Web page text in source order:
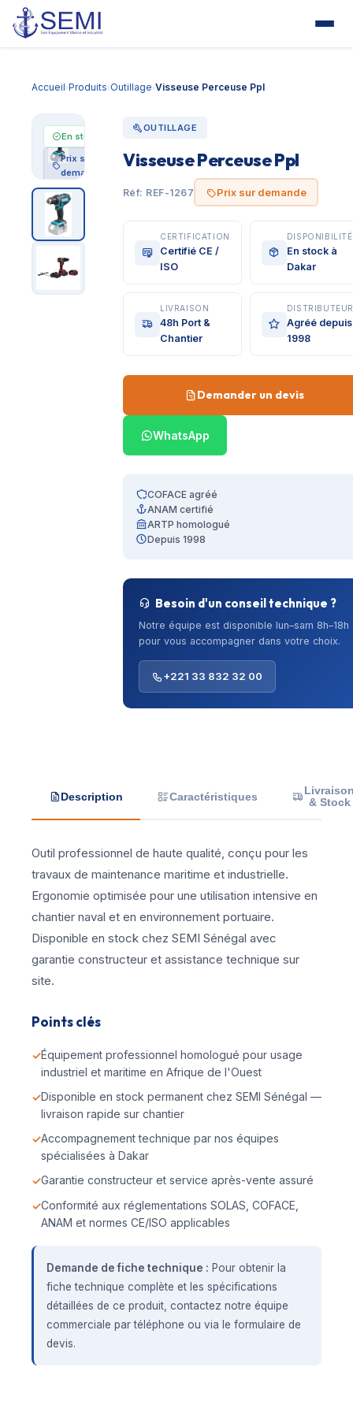
Accueil›Produits›Outillage›Visseuse Perceuse Ppl
En stock
Prix sur
demande
OUTILLAGE
Visseuse Perceuse Ppl
Réf: REF-1267 Prix sur demande
CERTIFICATION
Certifié CE /
ISO
DISPONIBILITÉ
En stock à
Dakar
LIVRAISON
48h Port &
Chantier
Agréé depuis
1998
Demander un devis
WhatsApp
COFACE agréé
ANAM certifié
ARTP homologué
Depuis 1998
Besoin d'un conseil technique ?
Notre équipe est disponible lun–sam 8h–18h
pour vous accompagner dans votre choix.
+221 33 832 32 00
Description Caractéristiques
& Stock
Outil professionnel de haute qualité, conçu pour les
travaux de maintenance maritime et industrielle.
Ergonomie optimisée pour une utilisation intensive en
chantier naval et en environnement portuaire.
Disponible en stock chez SEMI Sénégal avec
garantie constructeur et assistance technique sur
site.
Points clés
Équipement professionnel homologué pour usage
industriel et maritime en Afrique de l'Ouest
Disponible en stock permanent chez SEMI Sénégal —
livraison rapide sur chantier
Accompagnement technique par nos équipes
spécialisées à Dakar
Garantie constructeur et service après-vente assuré
Conformité aux réglementations SOLAS, COFACE,
ANAM et normes CE/ISO applicables
Demande de fiche technique : Pour obtenir la
fiche technique complète et les spécifications
détaillées de ce produit, contactez notre équipe
commerciale par téléphone ou via le formulaire de
devis.